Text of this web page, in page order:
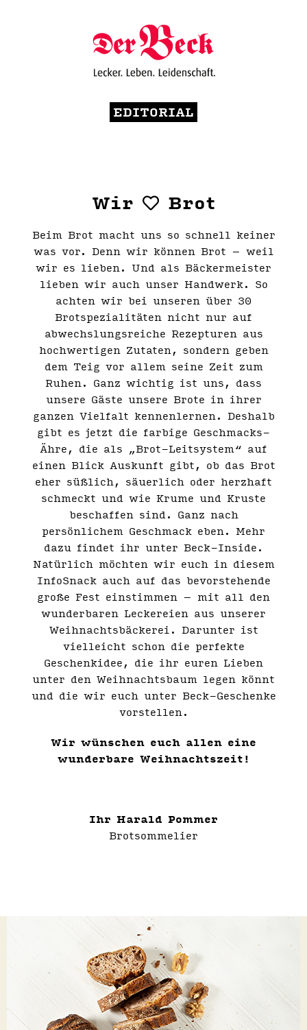
EDITORIAL
Wir Brot
Beim Brot macht uns so schnell keiner
was vor. Denn wir können Brot – weil
wir es lieben. Und als Bäckermeister
lieben wir auch unser Handwerk. So
achten wir bei unseren über 30
Brotspezialitäten nicht nur auf
abwechslungsreiche Rezepturen aus
hochwertigen Zutaten, sondern geben
dem Teig vor allem seine Zeit zum
Ruhen. Ganz wichtig ist uns, dass
unsere Gäste unsere Brote in ihrer
ganzen Vielfalt kennenlernen. Deshalb
gibt es jetzt die farbige Geschmacks-
Ähre, die als „Brot-Leitsystem“ auf
einen Blick Auskunft gibt, ob das Brot
eher süßlich, säuerlich oder herzhaft
schmeckt und wie Krume und Kruste
beschaffen sind. Ganz nach
persönlichem Geschmack eben. Mehr
dazu findet ihr unter Beck-Inside.
Natürlich möchten wir euch in diesem
InfoSnack auch auf das bevorstehende
große Fest einstimmen – mit all den
wunderbaren Leckereien aus unserer
Weihnachtsbäckerei. Darunter ist
vielleicht schon die perfekte
Geschenkidee, die ihr euren Lieben
unter den Weihnachtsbaum legen könnt
und die wir euch unter Beck-Geschenke
vorstellen.
Wir wünschen euch allen eine
wunderbare Weihnachtszeit!
Ihr Harald Pommer
Brotsommelier